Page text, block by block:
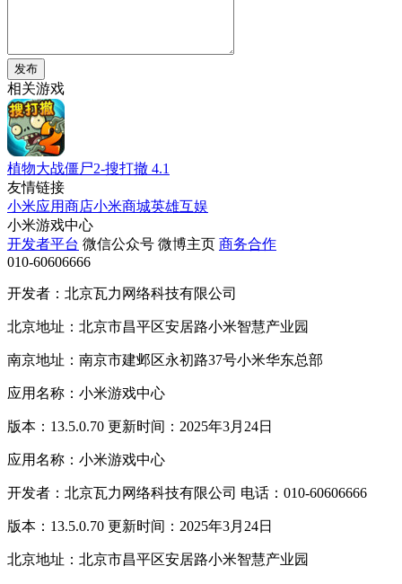
发布
相关游戏
植物大战僵尸2-搜打撤 4.1
友情链接
小米应用商店小米商城英雄互娱
小米游戏中心
开发者平台 微信公众号 微博主页 商务合作
010-60606666
开发者：北京瓦力网络科技有限公司
北京地址：北京市昌平区安居路小米智慧产业园
南京地址：南京市建邺区永初路37号小米华东总部
应用名称：小米游戏中心
版本：13.5.0.70 更新时间：2025年3月24日
应用名称：小米游戏中心
开发者：北京瓦力网络科技有限公司 电话：010-60606666
版本：13.5.0.70 更新时间：2025年3月24日
北京地址：北京市昌平区安居路小米智慧产业园